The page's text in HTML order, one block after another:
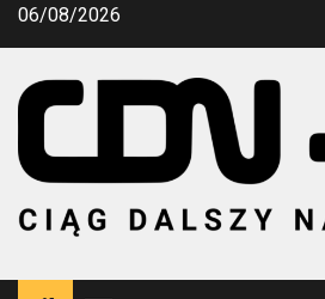
Przejdź
06/08/2026